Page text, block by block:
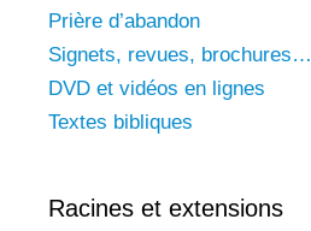
Prière d’abandon
Signets, revues, brochures…
DVD et vidéos en lignes
Textes bibliques
Racines et extensions